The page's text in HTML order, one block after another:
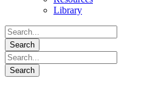
Library